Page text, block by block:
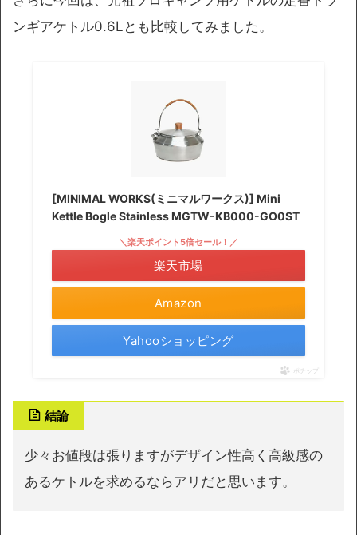
ンギアケトル0.6Lとも比較してみました。
[MINIMAL WORKS(ミニマルワークス)] Mini
Kettle Bogle Stainless MGTW-KB000-GO0ST
Amazon
＼楽天ポイント5倍セール！／
楽天市場
Yahooショッピング
ポチップ
結論
少々お値段は張りますがデザイン性高く高級感の
あるケトルを求めるならアリだと思います。